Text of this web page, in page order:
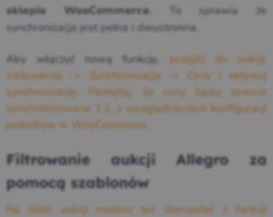
sklepie WooCommerce. To sprawia że
synchronizacja jest pełna i dwustronna.
Aby włączyć nową funkcję, przejdź do sekcji:
Ustawienia -> Synchronizacja-> Ceny i aktywuj
synchronizację. Pamiętaj, że ceny będą zawsze
synchronizowane 1:1, z uwzględnieniem konfiguracji
podatków w WooCommerce.
Filtrowanie aukcji Allegro za
pomocą szablonów
Na liście aukcji możesz też skorzystać z funkcji